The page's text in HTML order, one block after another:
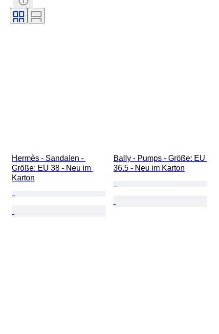
Muster
Hermès - Sandalen -
Größe: EU 38 - Neu im
Karton
Bally - Pumps - Größe: EU
36.5 - Neu im Karton